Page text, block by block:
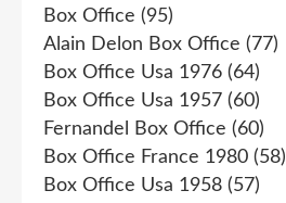
Box Office (95)
Alain Delon Box Office (77)
Box Office Usa 1976 (64)
Box Office Usa 1957 (60)
Fernandel Box Office (60)
Box Office France 1980 (58)
Box Office Usa 1958 (57)